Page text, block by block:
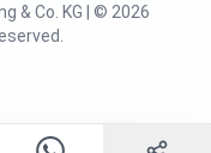
& Co. KG | © 2026